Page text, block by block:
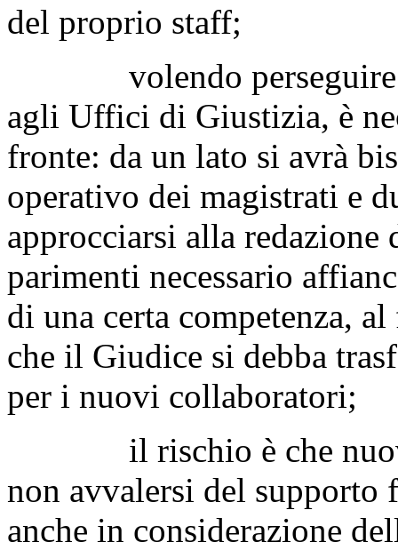
del proprio staff;
volendo perseguire
agli Uffici di Giustizia, è
fronte: da un lato si avrà
operativo dei magistrati e
approcciarsi alla redazione
parimenti necessario
di una certa competenza,
che il Giudice si debba
per i nuovi collaboratori;
il rischio è che
non avvalersi del
anche in considerazione